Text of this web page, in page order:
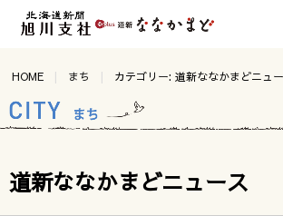
HOME まち カテゴリー: 道新ななかまどニュ
道新ななかまどニュース